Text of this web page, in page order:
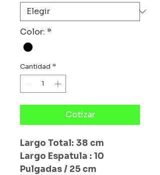
Color: *
Cantidad *
Cotizar
Largo Total: 38 cm
Largo Espatula : 10
Pulgadas / 25 cm